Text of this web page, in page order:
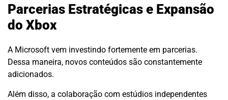
Parcerias Estratégicas e Expansão
do Xbox
A Microsoft vem investindo fortemente em parcerias.
Dessa maneira, novos conteúdos são constantemente
adicionados.
Além disso, a colaboração com estúdios independentes